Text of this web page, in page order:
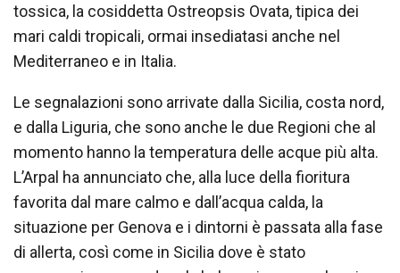
tossica, la cosiddetta Ostreopsis Ovata, tipica dei
mari caldi tropicali, ormai insediatasi anche nel
Mediterraneo e in Italia.
Le segnalazioni sono arrivate dalla Sicilia, costa nord,
e dalla Liguria, che sono anche le due Regioni che al
momento hanno la temperatura delle acque più alta.
L’Arpal ha annunciato che, alla luce della fioritura
favorita dal mare calmo e dall’acqua calda, la
situazione per Genova e i dintorni è passata alla fase
di allerta, così come in Sicilia dove è stato